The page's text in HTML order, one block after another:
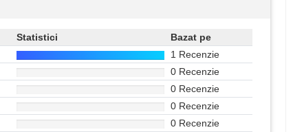
Statistici
Bazat pe
1 Recenzie
0 Recenzie
0 Recenzie
0 Recenzie
0 Recenzie